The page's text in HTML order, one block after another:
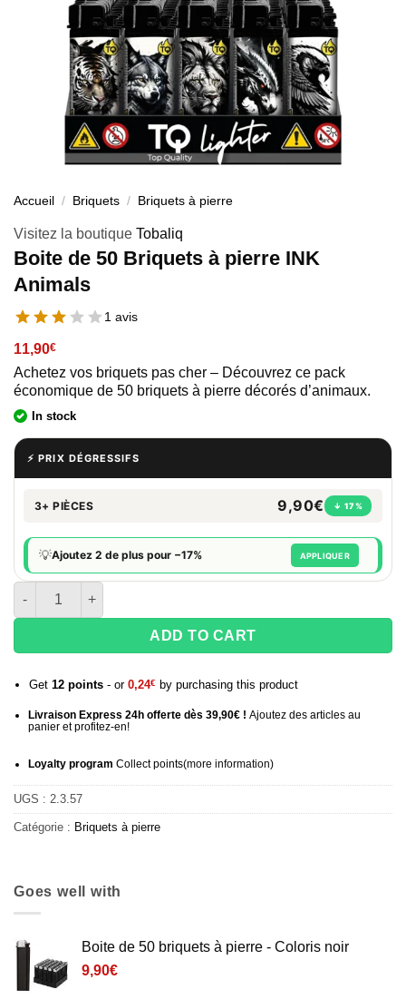
Accueil / Briquets / Briquets à pierre
Visitez la boutique Tobaliq
Boite de 50 Briquets à pierre INK
Animals
1 avis
11,90€
Achetez vos briquets pas cher – Découvrez ce pack
économique de 50 briquets à pierre décorés d’animaux.
In stock
⚡ PRIX DÉGRESSIFS
3+ PIÈCES 9,90€ ↓ 17%
💡Ajoutez 2 de plus pour −17% APPLIQUER
quantité de Boite de 50 Briquets à pierre INK Animals
ADD TO CART
Get 12points- or 0,24€ by purchasing this product
Livraison Express 24h offerte dès 39,90€ ! Ajoutez des articles au
panier et profitez-en!
Loyalty program Collect points(more information)
UGS : 2.3.57
Catégorie : Briquets à pierre
Goes well with
Boite de 50 briquets à pierre - Coloris noir
9,90€